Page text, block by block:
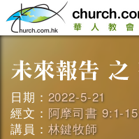
日期： 2022-5-21
經文： 阿摩司書 9:1-15
講員： 林鍵牧師